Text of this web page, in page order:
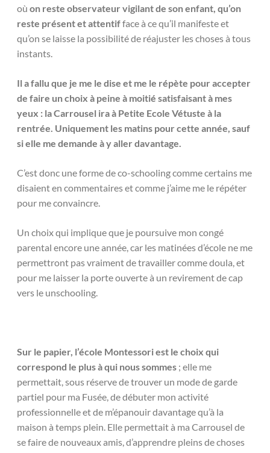
où on reste observateur vigilant de son enfant, qu’on
reste présent et attentifface à ce qu’il manifeste et
qu’on se laisse la possibilité de réajuster les choses à tous
instants.
Il a fallu que je me le dise et me le répète pour accepter
de faire un choix à peine à moitié satisfaisant à mes
yeux : la Carrousel ira à Petite Ecole Vétuste à la
rentrée. Uniquement les matins pour cette année, sauf
si elle me demande à y aller davantage.
C’est donc une forme de co-schooling comme certains me
disaient en commentaires et comme j’aime me le répéter
pour me convaincre.
Un choix qui implique que je poursuive mon congé
parental encore une année, car les matinées d’école ne me
permettront pas vraiment de travailler comme doula, et
pour me laisser la porte ouverte à un revirement de cap
vers le unschooling.
Sur le papier, l’école Montessori est le choix qui
correspond le plus à qui nous sommes ; elle me
permettait, sous réserve de trouver un mode de garde
partiel pour ma Fusée, de débuter mon activité
professionnelle et de m’épanouir davantage qu’à la
maison à temps plein. Elle permettait à ma Carrousel de
se faire de nouveaux amis, d’apprendre pleins de choses